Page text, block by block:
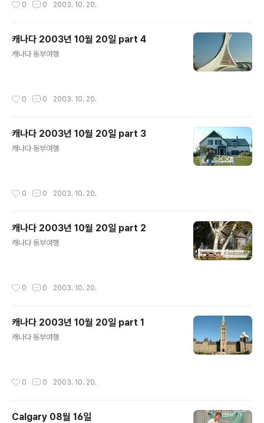
0 0 2003. 10. 20.
캐나다 2003년 10월 20일 part 4
캐나다 동부여행
0 0 2003. 10. 20.
캐나다 2003년 10월 20일 part 3
캐나다 동부여행
0 0 2003. 10. 20.
캐나다 2003년 10월 20일 part 2
캐나다 동부여행
0 0 2003. 10. 20.
캐나다 2003년 10월 20일 part 1
캐나다 동부여행
0 0 2003. 10. 20.
Calgary 08월 16일